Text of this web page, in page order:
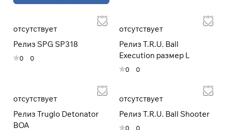
отсутствует
Релиз SPG SP318
0 0
отсутствует
Релиз T.R.U. Ball
Execution размер L
0 0
отсутствует
Релиз Truglo Detonator
BOA
отсутствует
Релиз T.R.U. Ball Shooter
0 0